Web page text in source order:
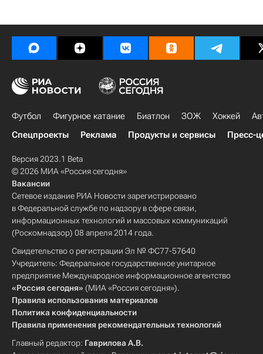
Футбол Фигурное катание Биатлон ЗОЖ Хоккей
Спецпроекты
Реклама Продукты и сервисы Пресс-
Версия 2023.1 Beta
© 2026 МИА «Россия сегодня»
Вакансии
Сетевое издание РИА Новости зарегистрировано
в Федеральной службе по надзору в сфере связи,
информационных технологий и массовых коммуникаций
(Роскомнадзор) 08 апреля 2014 года.
Свидетельство о регистрации Эл № ФС77-57640
Учредитель: Федеральное государственное унитарное
предприятие Международное информационное агентство
«Россия сегодня» (МИА «Россия сегодня»).
Правила использования материалов
Политика конфиденциальности
Правила применения рекомендательных технологий
Главный редактор: Гаврилова А.В.